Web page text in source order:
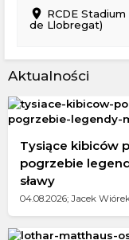
location_on RCDE Stadium
de Llobregat)
Aktualności
Tysiące kibiców
pogrzebie
sławy
04.08.2026; Jacek